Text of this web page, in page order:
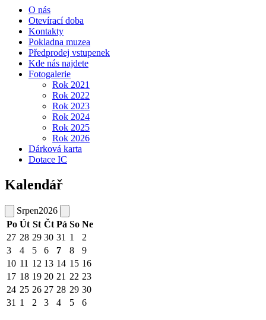
O nás
Otevírací doba
Kontakty
Pokladna muzea
Předprodej vstupenek
Kde nás najdete
Fotogalerie
Rok 2021
Rok 2022
Rok 2023
Rok 2024
Rok 2025
Rok 2026
Dárková karta
Dotace IC
Kalendář
Srpen2026
Po Út St Čt Pá So Ne
27 28 29 30 31 1
2
3
4 5 6 7 8
9
10 11 12 13 14 15 16
17 18 19 20 21 22 23
24 25 26 27 28 29 30
31 1 2 3 4 5 6